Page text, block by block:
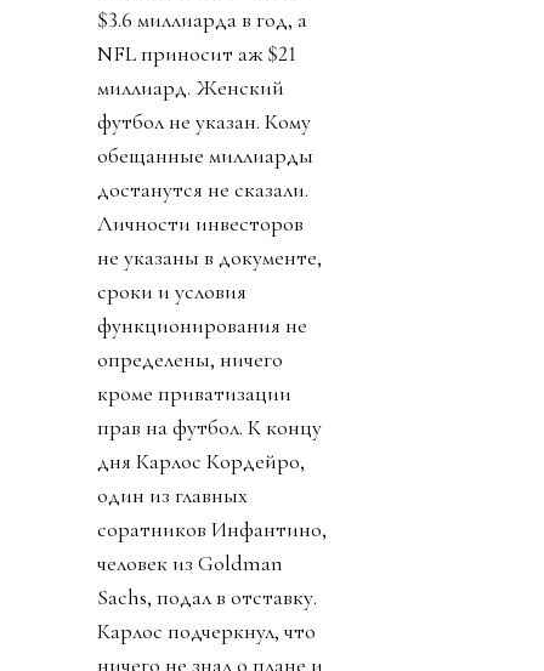
$3.6 миллиарда в год, а
NFL приносит аж $21
миллиард. Женский
футбол не указан. Кому
обещанные миллиарды
достанутся не сказали.
Личности инвесторов
не указаны в документе,
сроки и условия
функционирования не
определены, ничего
кроме приватизации
прав на футбол. К концу
дня Карлос Кордейро,
один из главных
соратников Инфантино,
человек из Goldman
Sachs, подал в отставку.
Карлос подчеркнул, что
ничего не знал о плане и